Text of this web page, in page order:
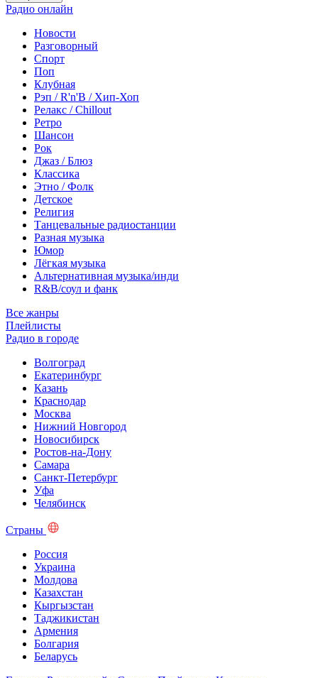
Радио онлайн
Новости
Разговорный
Спорт
Поп
Клубная
Рэп / R'n'B / Хип-Хоп
Релакс / Chillout
Ретро
Шансон
Рок
Джаз / Блюз
Классика
Этно / Фолк
Детское
Религия
Танцевальные радиостанции
Разная музыка
Юмор
Лёгкая музыка
Альтернативная музыка/инди
R&B/cоул и фанк
Все жанры
Плейлисты
Радио в городе
Волгоград
Екатеринбург
Казань
Краснодар
Москва
Нижний Новгород
Новосибирск
Ростов-на-Дону
Самара
Санкт-Петербург
Уфа
Челябинск
Страны
Россия
Украина
Молдова
Казахстан
Кыргызстан
Таджикистан
Армения
Болгария
Беларусь